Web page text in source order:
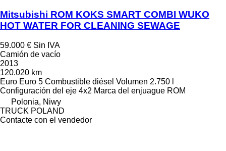
Mitsubishi ROM KOKS SMART COMBI WUKO
HOT WATER FOR CLEANING SEWAGE
59.000 € Sin IVA
Camión de vacío
2013
120.020 km
Euro Euro 5 Combustible diésel Volumen 2.750 l
Configuración del eje 4x2 Marca del enjuague ROM
Polonia, Niwy
TRUCK POLAND
Contacte con el vendedor